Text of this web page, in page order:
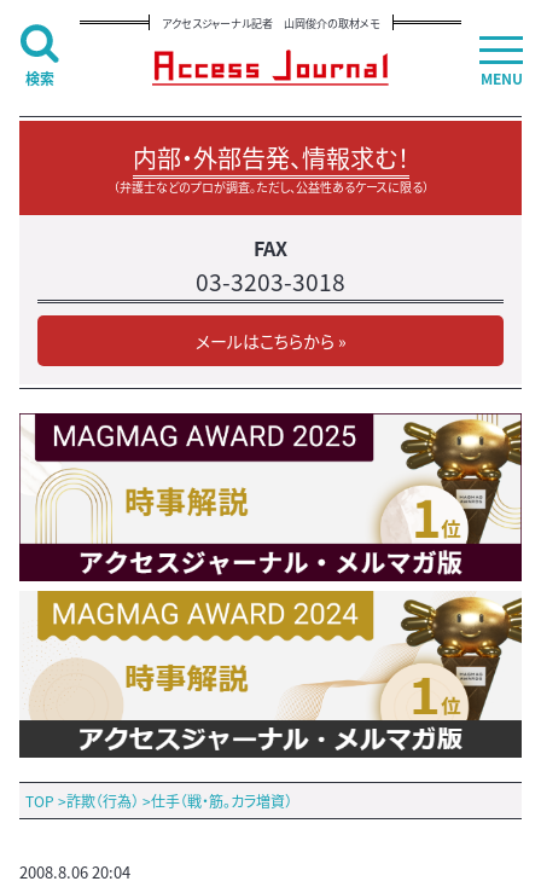
アクセスジャーナル記者 山岡俊介の取材メモ
内部・外部告発、情報求む！
（弁護士などのプロが調査。ただし、公益性あるケースに限る）
FAX
03-3203-3018
メールはこちらから »
TOP >詐欺（行為） >仕手（戦・筋。カラ増資）
2008.8.06 20:04
MENU
検索